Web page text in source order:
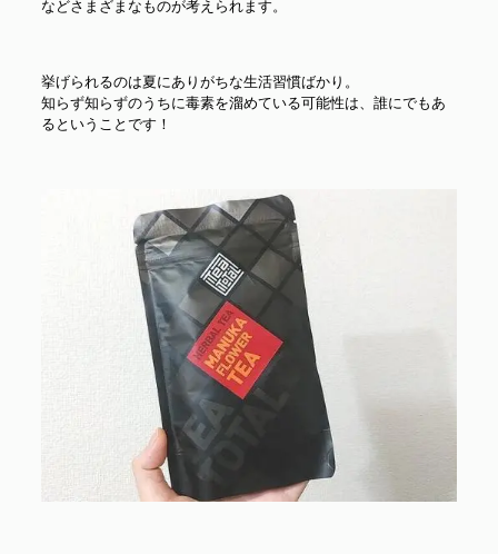
などさまざまなものが考えられます。
挙げられるのは夏にありがちな生活習慣ばかり。
知らず知らずのうちに毒素を溜めている可能性は、誰にでもあ
るということです！